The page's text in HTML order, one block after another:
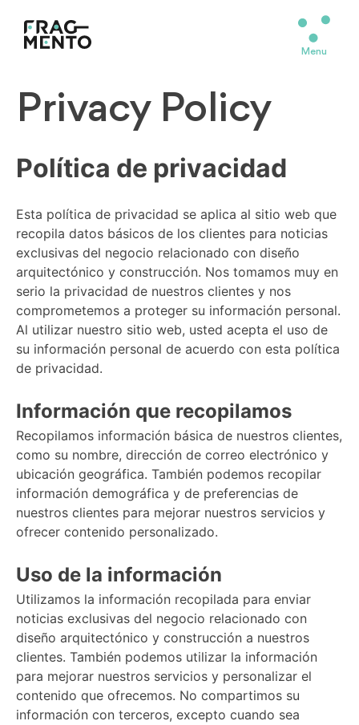
content
Menu
Privacy Policy
Política de privacidad
Esta política de privacidad se aplica al sitio web que
recopila datos básicos de los clientes para noticias
exclusivas del negocio relacionado con diseño
arquitectónico y construcción. Nos tomamos muy en
serio la privacidad de nuestros clientes y nos
comprometemos a proteger su información personal.
Al utilizar nuestro sitio web, usted acepta el uso de
su información personal de acuerdo con esta política
de privacidad.
Información que recopilamos
Recopilamos información básica de nuestros clientes,
como su nombre, dirección de correo electrónico y
ubicación geográfica. También podemos recopilar
información demográfica y de preferencias de
nuestros clientes para mejorar nuestros servicios y
ofrecer contenido personalizado.
Uso de la información
Utilizamos la información recopilada para enviar
noticias exclusivas del negocio relacionado con
diseño arquitectónico y construcción a nuestros
clientes. También podemos utilizar la información
para mejorar nuestros servicios y personalizar el
contenido que ofrecemos. No compartimos su
información con terceros, excepto cuando sea